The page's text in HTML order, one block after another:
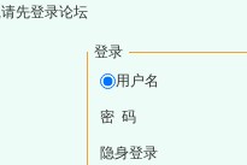
先登录论坛
登录
用户名
密 码
隐身登录